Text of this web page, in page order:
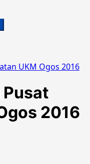
UKM Ogos 2016
2016